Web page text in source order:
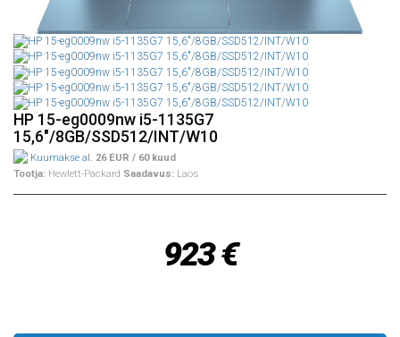
HP 15-eg0009nw i5-1135G7
15,6"/8GB/SSD512/INT/W10
Kuumakse al. 26 EUR / 60 kuud
Tootja: Hewlett-Packard Saadavus: Laos
923 €